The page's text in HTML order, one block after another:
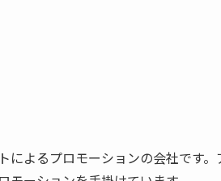
によるプロモーションの会社です